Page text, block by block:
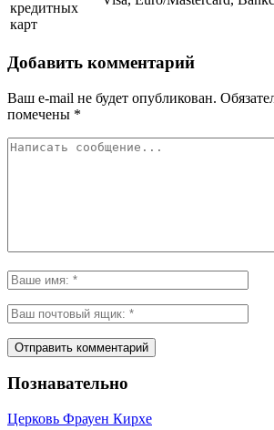
кредитных
карт
Добавить комментарий
Ваш e-mail не будет опубликован.
помечены *
Познавательно
Церковь Фрауен Кирхе